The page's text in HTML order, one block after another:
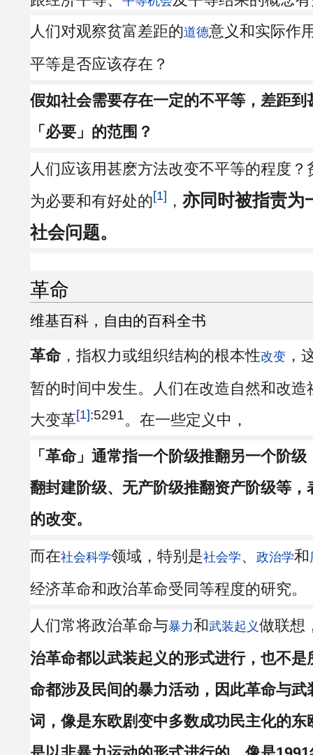
人们对观察贫富差距的道德意义和实际作
平等是否应该存在？
假如社会需要存在一定的不平等，差距到
「必要」的范围？
人们应该用甚麽方法改变不平等的程度
为必要和有好处的[1] ， 亦同时被指责为
社会问题。
革命
维基百科，自由的百科全书
革命，指权力或组织结构的根本性改变 ，
暂的时间中发生。人们在改造自然和改造
大变革[1]:5291。在一些定义中，
「革命」通常指一个阶级推翻另一个阶
翻封建阶级、无产阶级推翻资产阶级等，
的改变。
而在社会科学领域，特别是社会学、 政治学和
经济革命和政治革命受同等程度的研究。
人们常将政治革命与暴力和武装起义做联想
治革命都以武装起义的形式进行，也不是
命都涉及民间的暴力活动，因此革命与武
词，像是东欧剧变中多数成功民主化的东